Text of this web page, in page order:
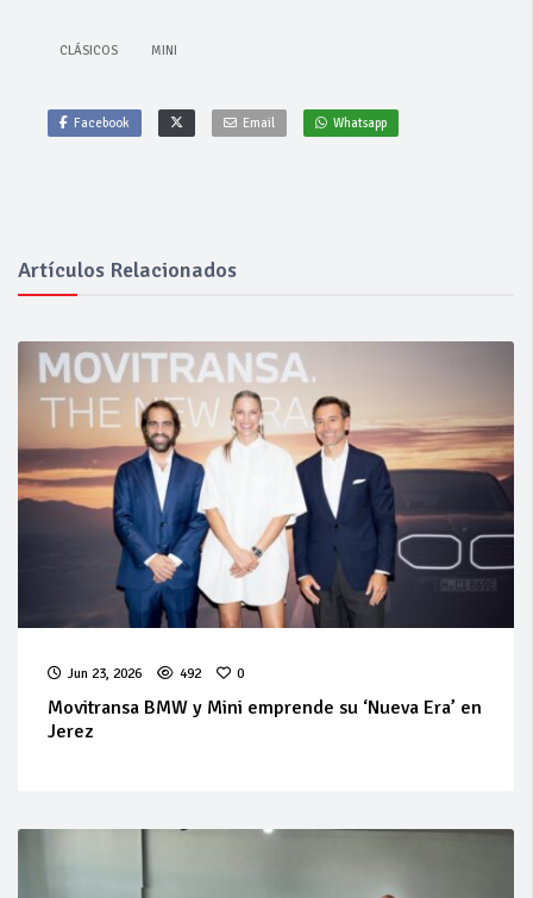
CLÁSICOS MINI
Facebook Email Whatsapp
Artículos Relacionados
Jun 23, 2026 492 0
Movitransa BMW y Mini emprende su ‘Nueva Era’ en
Jerez